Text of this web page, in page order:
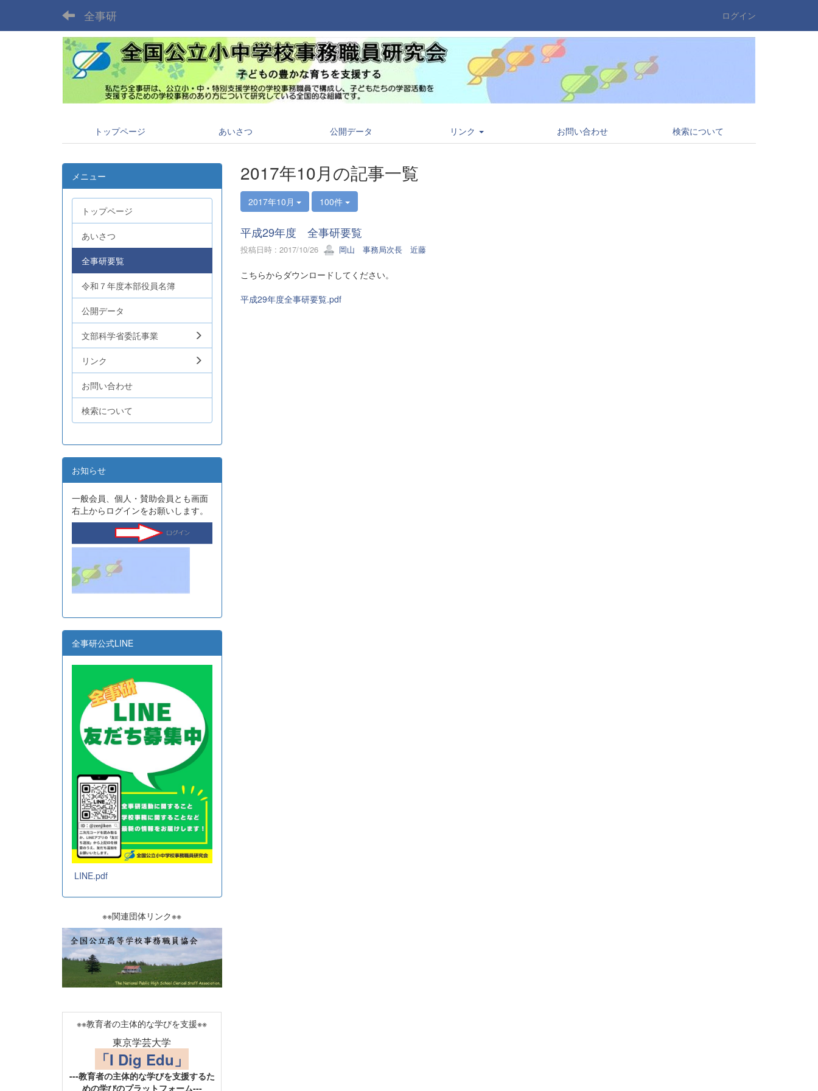
全事研 ログイン
トップページ あいさつ 公開データ リンク お問い合わせ 検索について
2017年10月の記事一覧
2017年10月 100件
平成29年度 全事研要覧
投稿日時 : 2017/10/26 岡山 事務局次長 近藤
こちらからダウンロードしてください。
平成29年度全事研要覧.pdf
メニュー
トップページ
あいさつ
全事研要覧
令和７年度本部役員名簿
公開データ
文部科学省委託事業
リンク
お問い合わせ
検索について
お知らせ
一般会員、個人・賛助会員とも画面
右上からログインをお願いします。
全事研公式LINE
LINE.pdf
※※関連団体リンク※※
※※教育者の主体的な学びを支援※※
東京学芸大学
「I Dig Edu」
---教育者の主体的な学びを支援するた
めの学びのプラットフォーム---